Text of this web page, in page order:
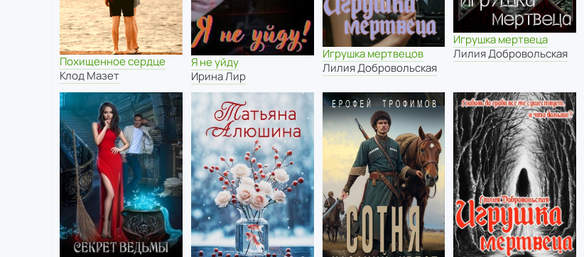
Похищенное сердце
Клод Мазет
Я не уйду
Ирина Лир
Игрушка мертвецов
Лилия Добровольская
Игрушка мертвеца
Лилия Добровольская